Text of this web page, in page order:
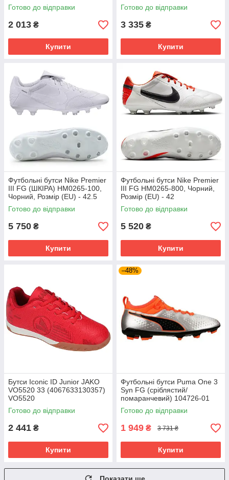
Готово до відправки
2 013 ₴
Купити
Готово до відправки
3 335 ₴
Купити
Футбольні бутси Nike Premier
III FG (ШКІРА) HM0265-100,
Чорний, Розмір (EU) - 42.5
Готово до відправки
5 750 ₴
Купити
Футбольні бутси Nike Premier
III FG HM0265-800, Чорний,
Розмір (EU) - 42
Готово до відправки
5 520 ₴
Купити
Бутси Iconic ID Junior JAKO
VO5520 33 (4067633130357)
VO5520
Готово до відправки
2 441 ₴
Купити
–48%
Футбольні бутси Puma One 3
Syn FG (сріблястий/
помаранчевий) 104726-01
Розмір EU: 46
Готово до відправки
1 949 ₴ 3 731 ₴
Купити